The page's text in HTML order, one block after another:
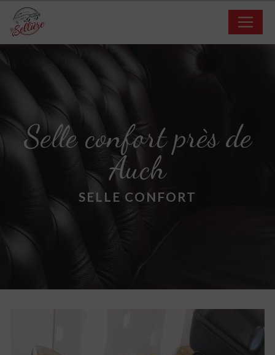
Selle confort près de
Auch
SELLE CONFORT
Panneau de gestion des cookies